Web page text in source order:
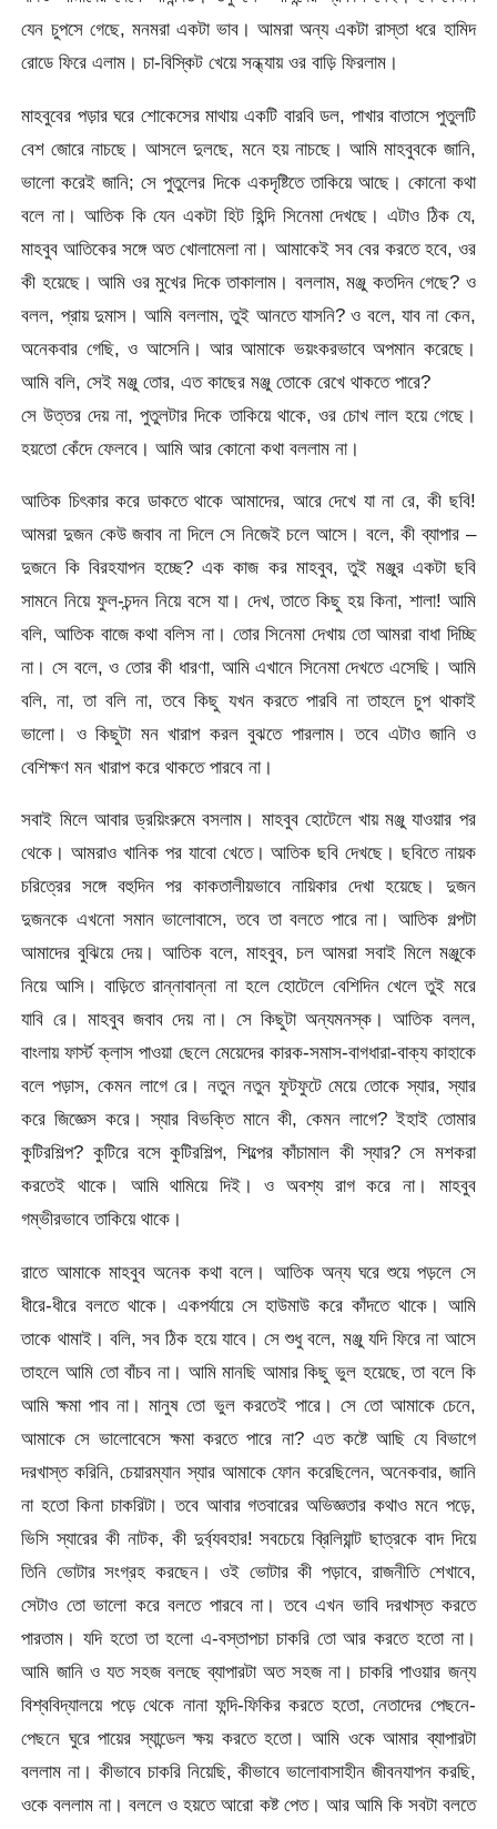
যেন চুপসে গেছে, মনমরা একটা ভাব। আমরা অন্য একটা রাস্তা ধরে হামিদ
রোডে ফিরে এলাম। চা-বিস্কিট খেয়ে সন্ধ্যায় ওর বাড়ি ফিরলাম।
মাহবুবের পড়ার ঘরে শোকেসের মাথায় একটি বারবি ডল, পাখার বাতাসে পুতুলটি
বেশ জোরে নাচছে। আসলে দুলছে, মনে হয় নাচছে। আমি মাহবুবকে জানি,
ভালো করেই জানি; সে পুতুলের দিকে একদৃষ্টিতে তাকিয়ে আছে। কোনো কথা
বলে না। আতিক কি যেন একটা হিট হিন্দি সিনেমা দেখছে। এটাও ঠিক যে,
মাহবুব আতিকের সঙ্গে অত খোলামেলা না। আমাকেই সব বের করতে হবে, ওর
কী হয়েছে। আমি ওর মুখের দিকে তাকালাম। বললাম, মঞ্জু কতদিন গেছে? ও
বলল, প্রায় দুমাস। আমি বললাম, তুই আনতে যাসনি? ও বলে, যাব না কেন,
অনেকবার গেছি, ও আসেনি। আর আমাকে ভয়ংকরভাবে অপমান করেছে।
আমি বলি, সেই মঞ্জু তোর, এত কাছের মঞ্জু তোকে রেখে থাকতে পারে?
সে উত্তর দেয় না, পুতুলটার দিকে তাকিয়ে থাকে, ওর চোখ লাল হয়ে গেছে।
হয়তো কেঁদে ফেলবে। আমি আর কোনো কথা বললাম না।
আতিক চিৎকার করে ডাকতে থাকে আমাদের, আরে দেখে যা না রে, কী ছবি!
আমরা দুজন কেউ জবাব না দিলে সে নিজেই চলে আসে। বলে, কী ব্যাপার –
দুজনে কি বিরহযাপন হচ্ছে? এক কাজ কর মাহবুব, তুই মঞ্জুর একটা ছবি
সামনে নিয়ে ফুল-চন্দন নিয়ে বসে যা। দেখ, তাতে কিছু হয় কিনা, শালা! আমি
বলি, আতিক বাজে কথা বলিস না। তোর সিনেমা দেখায় তো আমরা বাধা দিচ্ছি
না। সে বলে, ও তোর কী ধারণা, আমি এখানে সিনেমা দেখতে এসেছি। আমি
বলি, না, তা বলি না, তবে কিছু যখন করতে পারবি না তাহলে চুপ থাকাই
ভালো। ও কিছুটা মন খারাপ করল বুঝতে পারলাম। তবে এটাও জানি ও
বেশিক্ষণ মন খারাপ করে থাকতে পারবে না।
সবাই মিলে আবার ড্রয়িংরুমে বসলাম। মাহবুব হোটেলে খায় মঞ্জু যাওয়ার পর
থেকে। আমরাও খানিক পর যাবো খেতে। আতিক ছবি দেখছে। ছবিতে নায়ক
চরিত্রের সঙ্গে বহুদিন পর কাকতালীয়ভাবে নায়িকার দেখা হয়েছে। দুজন
দুজনকে এখনো সমান ভালোবাসে, তবে তা বলতে পারে না। আতিক গল্পটা
আমাদের বুঝিয়ে দেয়। আতিক বলে, মাহবুব, চল আমরা সবাই মিলে মঞ্জুকে
নিয়ে আসি। বাড়িতে রান্নাবান্না না হলে হোটেলে বেশিদিন খেলে তুই মরে
যাবি রে। মাহবুব জবাব দেয় না। সে কিছুটা অন্যমনস্ক। আতিক বলল,
বাংলায় ফার্স্ট ক্লাস পাওয়া ছেলে মেয়েদের কারক-সমাস-বাগধারা-বাক্য কাহাকে
বলে পড়াস, কেমন লাগে রে। নতুন নতুন ফুটফুটে মেয়ে তোকে স্যার, স্যার
করে জিজ্ঞেস করে। স্যার বিভক্তি মানে কী, কেমন লাগে? ইহাই তোমার
কুটিরশিল্প? কুটিরে বসে কুটিরশিল্প, শিল্পের কাঁচামাল কী স্যার? সে মশকরা
করতেই থাকে। আমি থামিয়ে দিই। ও অবশ্য রাগ করে না। মাহবুব
গম্ভীরভাবে তাকিয়ে থাকে।
রাতে আমাকে মাহবুব অনেক কথা বলে। আতিক অন্য ঘরে শুয়ে পড়লে সে
ধীরে-ধীরে বলতে থাকে। একপর্যায়ে সে হাউমাউ করে কাঁদতে থাকে। আমি
তাকে থামাই। বলি, সব ঠিক হয়ে যাবে। সে শুধু বলে, মঞ্জু যদি ফিরে না আসে
তাহলে আমি তো বাঁচব না। আমি মানছি আমার কিছু ভুল হয়েছে, তা বলে কি
আমি ক্ষমা পাব না। মানুষ তো ভুল করতেই পারে। সে তো আমাকে চেনে,
আমাকে সে ভালোবেসে ক্ষমা করতে পারে না? এত কষ্টে আছি যে বিভাগে
দরখাস্ত করিনি, চেয়ারম্যান স্যার আমাকে ফোন করেছিলেন, অনেকবার, জানি
না হতো কিনা চাকরিটা। তবে আবার গতবারের অভিজ্ঞতার কথাও মনে পড়ে,
ভিসি স্যারের কী নাটক, কী দুর্ব্যবহার! সবচেয়ে ব্রিলিয়ান্ট ছাত্রকে বাদ দিয়ে
তিনি ভোটার সংগ্রহ করছেন। ওই ভোটার কী পড়াবে, রাজনীতি শেখাবে,
সেটাও তো ভালো করে বলতে পারবে না। তবে এখন ভাবি দরখাস্ত করতে
পারতাম। যদি হতো তা হলো এ-বস্তাপচা চাকরি তো আর করতে হতো না।
আমি জানি ও যত সহজ বলছে ব্যাপারটা অত সহজ না। চাকরি পাওয়ার জন্য
বিশ্ববিদ্যালয়ে পড়ে থেকে নানা ফন্দি-ফিকির করতে হতো, নেতাদের পেছনে-
পেছনে ঘুরে পায়ের স্যান্ডেল ক্ষয় করতে হতো। আমি ওকে আমার ব্যাপারটা
বললাম না। কীভাবে চাকরি নিয়েছি, কীভাবে ভালোবাসাহীন জীবনযাপন করছি,
ওকে বললাম না। বললে ও হয়তে আরো কষ্ট পেত। আর আমি কি সবটা বলতে